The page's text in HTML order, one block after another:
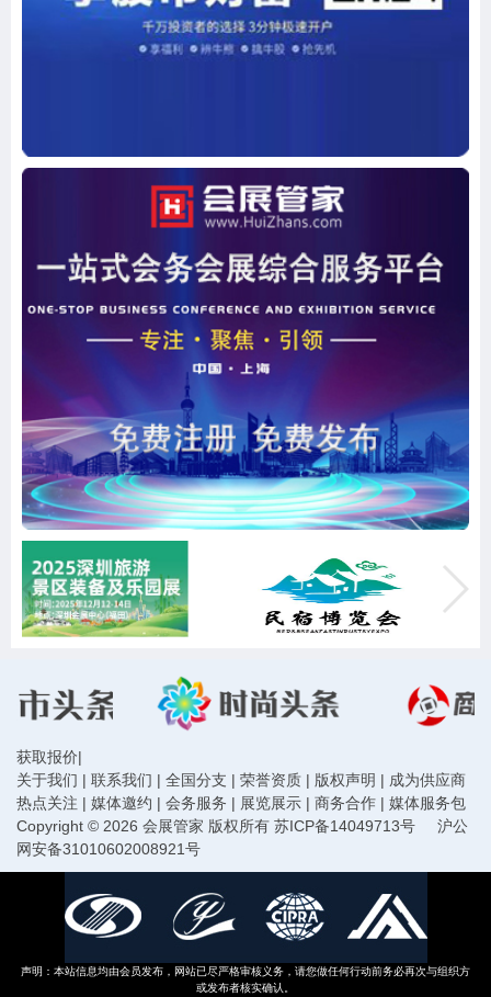
获取报价|
关于我们 | 联系我们 | 全国分支 | 荣誉资质 | 版权声明 | 成为供应商
热点关注 | 媒体邀约 | 会务服务 | 展览展示 | 商务合作 | 媒体服务包
Copyright © 2026 会展管家 版权所有 苏ICP备14049713号
沪公
网安备31010602008921号
声明：本站信息均由会员发布，网站已尽严格审核义务，请您做任何行动前务必再次与组织方
或发布者核实确认。